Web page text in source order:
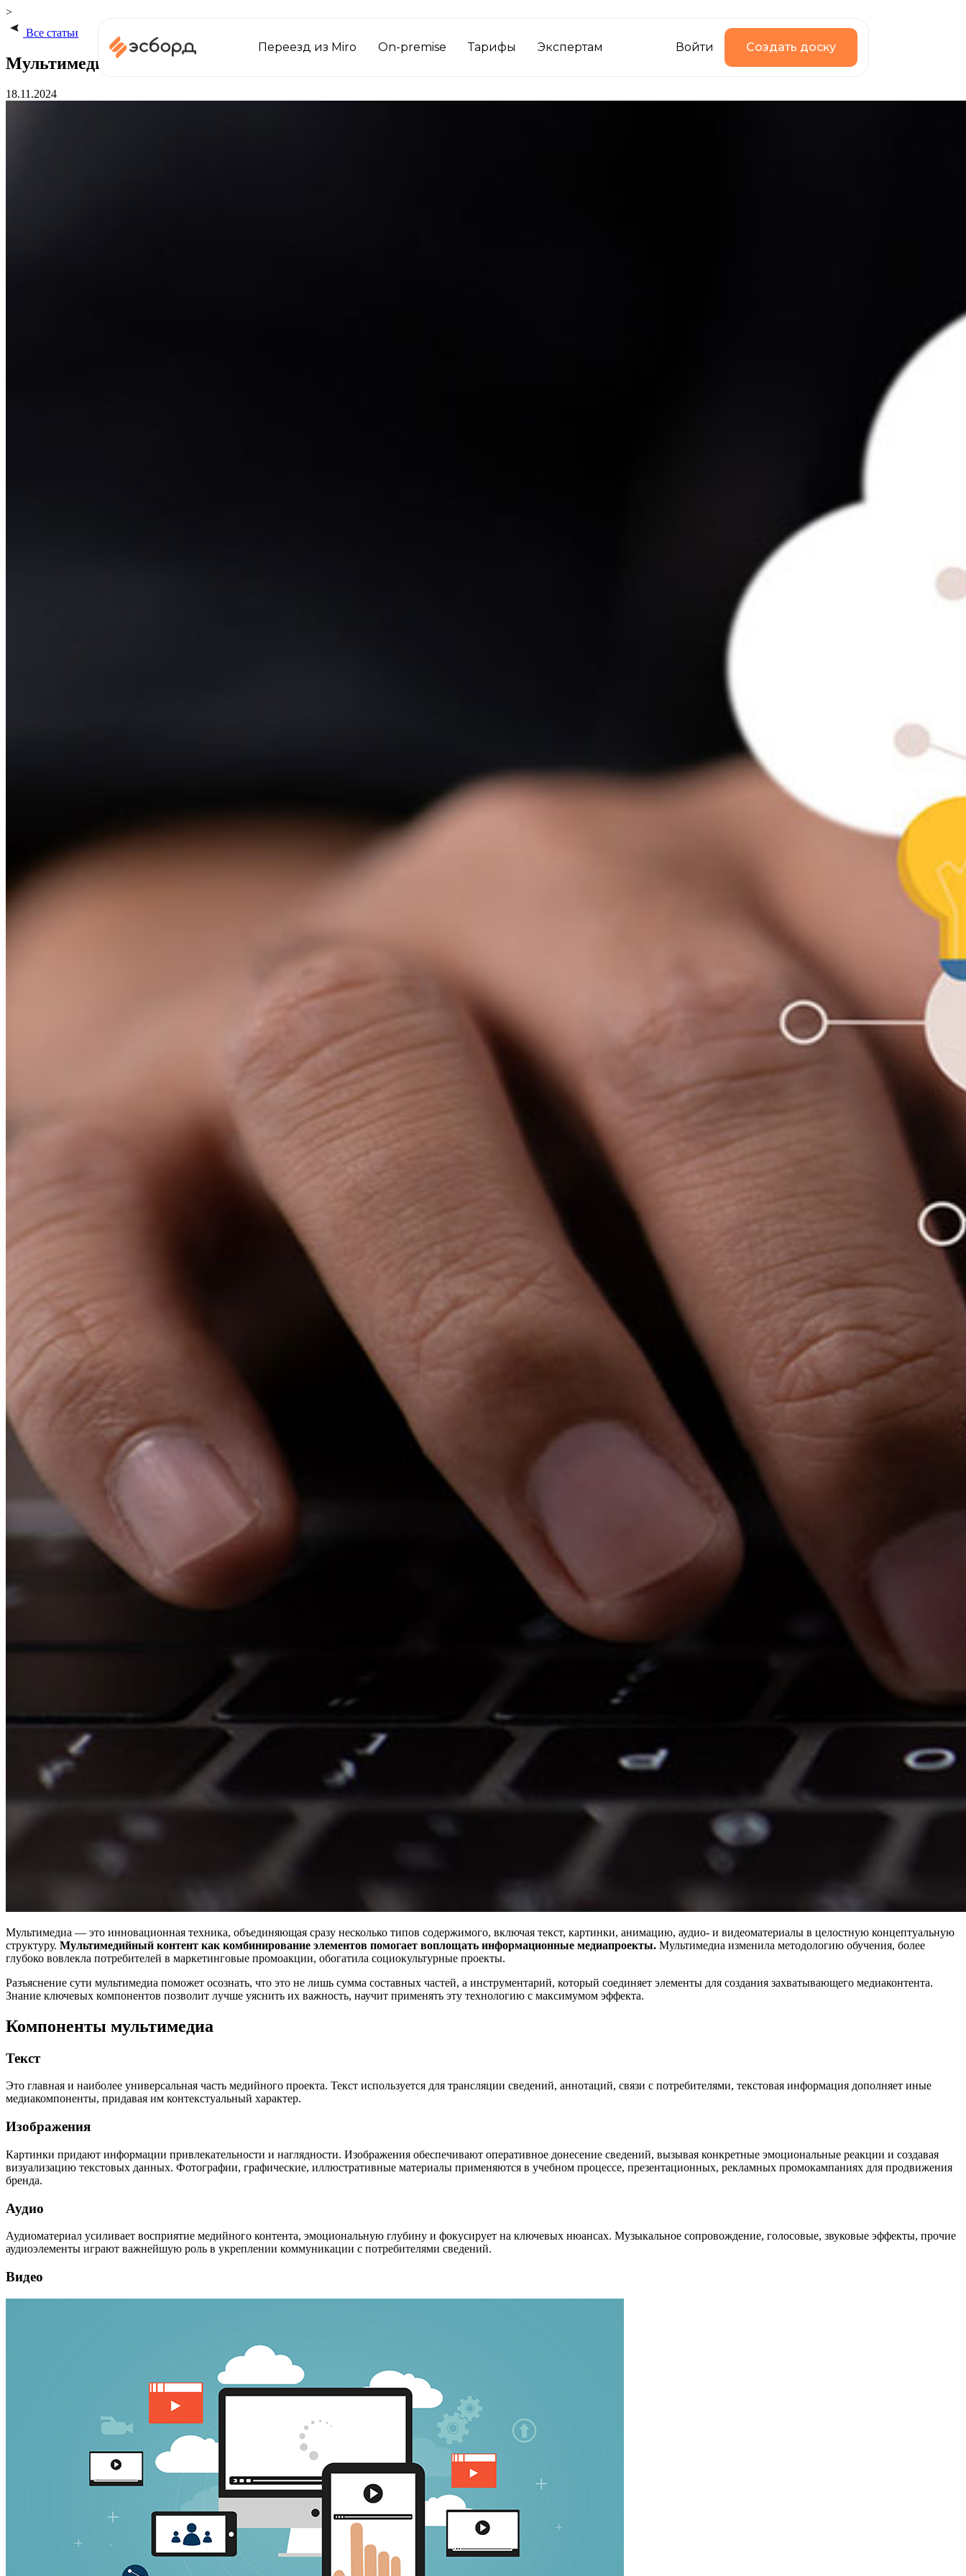
Переезд из Miro On-premise Тарифы Экспертам Войти Создать доску
>
Все статьи
Мультимедийный контент: где используется и для чего
18.11.2024
Мультимедиа — это инновационная техника, объединяющая сразу несколько типов содержимого, включая текст, картинки, анимацию, аудио- и видеоматериалы в целостную концептуальную
структуру. Мультимедийный контент как комбинирование элементов помогает воплощать информационные медиапроекты. Мультимедиа изменила методологию обучения, более
глубоко вовлекла потребителей в маркетинговые промоакции, обогатила социокультурные проекты.
Разъяснение сути мультимедиа поможет осознать, что это не лишь сумма составных частей, а инструментарий, который соединяет элементы для создания захватывающего медиаконтента.
Знание ключевых компонентов позволит лучше уяснить их важность, научит применять эту технологию с максимумом эффекта.
Компоненты мультимедиа
Текст
Это главная и наиболее универсальная часть медийного проекта. Текст используется для трансляции сведений, аннотаций, связи с потребителями, текстовая информация дополняет иные
медиакомпоненты, придавая им контекстуальный характер.
Изображения
Картинки придают информации привлекательности и наглядности. Изображения обеспечивают оперативное донесение сведений, вызывая конкретные эмоциональные реакции и создавая
визуализацию текстовых данных. Фотографии, графические, иллюстративные материалы применяются в учебном процессе, презентационных, рекламных промокампаниях для продвижения
бренда.
Аудио
Аудиоматериал усиливает восприятие медийного контента, эмоциональную глубину и фокусирует на ключевых нюансах. Музыкальное сопровождение, голосовые, звуковые эффекты, прочие
аудиоэлементы играют важнейшую роль в укреплении коммуникации с потребителями сведений.
Видео